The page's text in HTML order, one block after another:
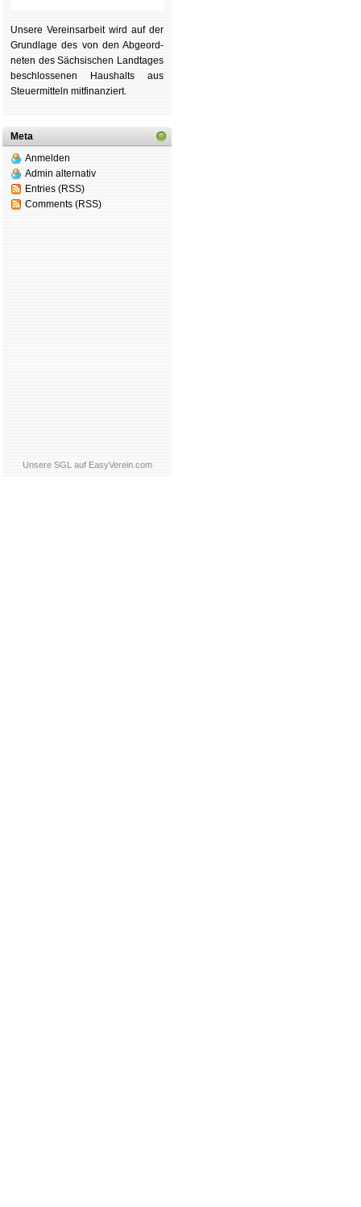
Unsere Ver­eins­ar­beit wird auf der
Grund­lage des von den Ab­ge­ord­
ne­ten des Säch­si­schen Land­tages
be­schlos­se­nen Haus­halts aus
Steu­er­mitteln mit­fi­nan­ziert.
Meta
Anmelden
Admin alternativ
Entries (RSS)
Comments (RSS)
Unsere SGL auf EasyVerein.com